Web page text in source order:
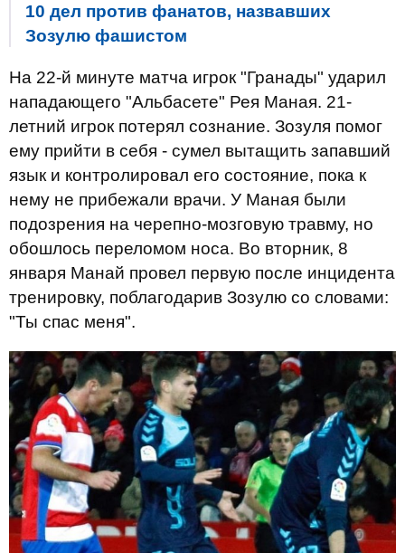
10 дел против фанатов, назвавших
Зозулю фашистом
На 22-й минуте матча игрок "Гранады" ударил
нападающего "Альбасете" Рея Маная. 21-
летний игрок потерял сознание. Зозуля помог
ему прийти в себя - сумел вытащить запавший
язык и контролировал его состояние, пока к
нему не прибежали врачи. У Маная были
подозрения на черепно-мозговую травму, но
обошлось переломом носа. Во вторник, 8
января Манай провел первую после инцидента
тренировку, поблагодарив Зозулю со словами:
"Ты спас меня".